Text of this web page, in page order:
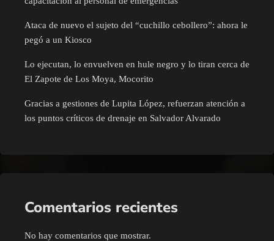
Ataca de nuevo el sujeto del “cuchillo cebollero”: ahora le
pegó a un Kiosco
Lo ejecutan, lo envuelven en hule negro y lo tiran cerca de
El Zapote de Los Moya, Mocorito
Gracias a gestiones de Lupita López, refuerzan atención a
los puntos críticos de drenaje en Salvador Alvarado
Comentarios recientes
No hay comentarios que mostrar.